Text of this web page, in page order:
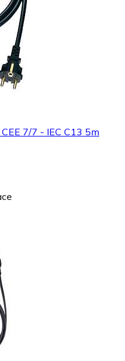
7/7 - IEC C13 5m